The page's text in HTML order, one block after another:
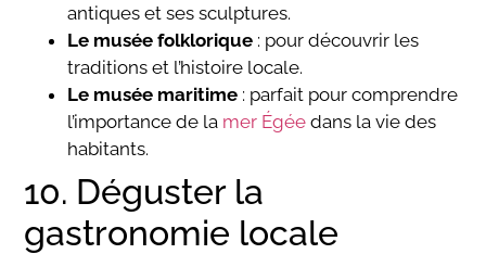
antiques et ses sculptures.
Le musée folklorique : pour découvrir les
traditions et l’histoire locale.
Le musée maritime : parfait pour comprendre
l’importance de la mer Égée dans la vie des
habitants.
10. Déguster la
gastronomie locale